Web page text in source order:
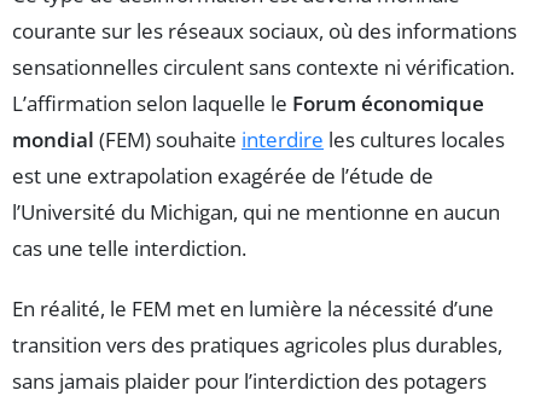
courante sur les réseaux sociaux, où des informations
sensationnelles circulent sans contexte ni vérification.
L’affirmation selon laquelle le Forum économique
mondial (FEM) souhaite interdire les cultures locales
est une extrapolation exagérée de l’étude de
l’Université du Michigan, qui ne mentionne en aucun
cas une telle interdiction.
En réalité, le FEM met en lumière la nécessité d’une
transition vers des pratiques agricoles plus durables,
sans jamais plaider pour l’interdiction des potagers